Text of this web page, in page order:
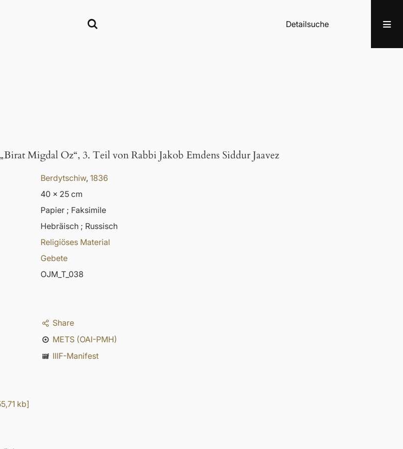
Detailsuche
Migdal Oz“, 3. Teil von Rabbi Jakob Emdens Siddur Jaavez
Berdytschiw, 1836
40 x 25 cm
Papier ; Faksimile
Hebräisch ; Russisch
Religiöses Material
Gebete
OJM_T_038
Share
METS (OAI-PMH)
IIIF-Manifest
kb]